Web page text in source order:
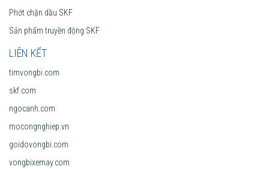
Phớt chặn dầu SKF
Sản phẩm truyền động SKF
LIÊN KẾT
timvongbi.com
skf.com
ngocanh.com
mocongnghiep.vn
goidovongbi.com
vongbixemay.com